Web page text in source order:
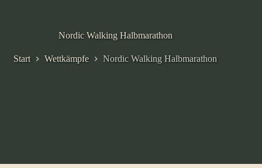
Nordic Walking Halbmarathon
Start Wettkämpfe Nordic Walking Halbmarathon